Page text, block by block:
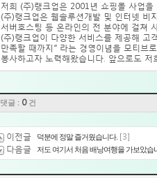
저희 (주)랭크업은 2001년 쇼핑몰 사업
(주)랭크업은 웹솔루션개발 및 인터넷 비
서버호스팅 등 온라인의 전 분야에 걸쳐
(주)랭크업이 다양한 서비스를 제공해 고
만족할 때까지” 라는 경영이념을 모티브
봉사하고자 노력해왔습니다. 앞으로도
댓글 : 0건
이전글 덕분에 정말 즐거웠습니다. [3]
다음글 저도 여기서 처음 배낭여행을 가보았습